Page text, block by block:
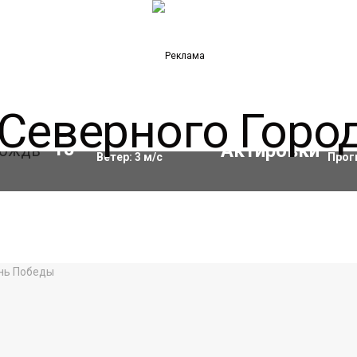
15°C Влажность:93%
Ветер: 3 м/с